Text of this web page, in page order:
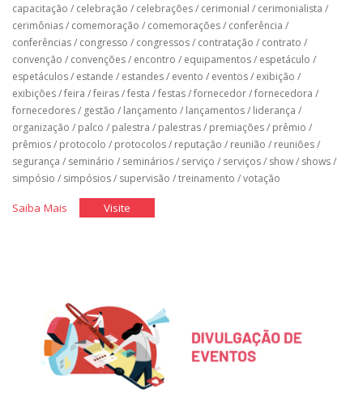
capacitação / celebração / celebrações/ cerimonial / cerimonialista /
cerimônias/ comemoração / comemorações/ conferência /
conferências/ congresso / congressos/ contratação / contrato /
convenção / convenções/ encontro / equipamentos/ espetáculo /
espetáculos/ estande / estandes/ evento / eventos/ exibição /
exibições/feira /feiras/festa /festas/fornecedor/fornecedora /
fornecedores/ gestão / lançamento / lançamentos/ liderança /
organização / palco / palestra / palestras/ premiações/ prêmio /
prêmios/ protocolo / protocolos/ reputação / reunião / reuniões/
segurança / seminário / seminários/ serviço / serviços/ show/ shows/
simpósio / simpósios/ supervisão /treinamento /votação
Saiba Mais"Equipamentos,
nos
Eventos"
Visite"Equipamentos,
Eventos"